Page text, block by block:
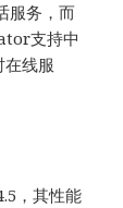
服务，而
支持中
线服
，其性能